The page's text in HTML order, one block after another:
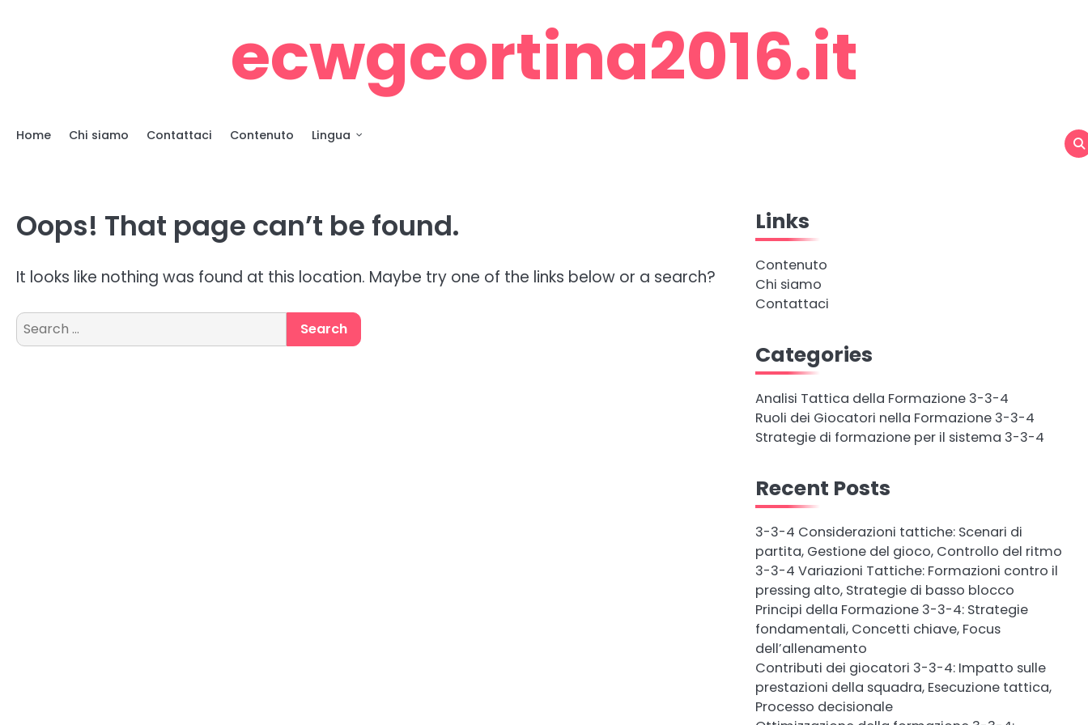
ecwgcortina2016.it
Home Chi siamo Contattaci Contenuto Lingua
Oops! That page can’t be found.
It looks like nothing was found at this location. Maybe try one of the links below or a search?
Search
for:
Links
Contenuto
Chi siamo
Contattaci
Categories
Analisi Tattica della Formazione 3-3-4
Ruoli dei Giocatori nella Formazione 3-3-4
Strategie di formazione per il sistema 3-3-4
Recent Posts
3-3-4 Considerazioni tattiche: Scenari di
partita, Gestione del gioco, Controllo del ritmo
3-3-4 Variazioni Tattiche: Formazioni contro il
pressing alto, Strategie di basso blocco
Principi della Formazione 3-3-4: Strategie
fondamentali, Concetti chiave, Focus
dell’allenamento
Contributi dei giocatori 3-3-4: Impatto sulle
prestazioni della squadra, Esecuzione tattica,
Processo decisionale